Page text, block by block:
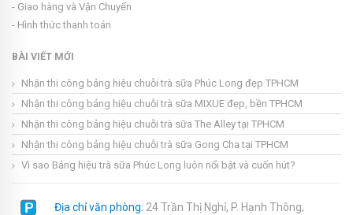
- Giao hàng và Vận Chuyển
- Hình thức thanh toán
BÀI VIẾT MỚI
Nhận thi công bảng hiệu chuỗi trà sữa Phúc Long đẹp TPHCM
Nhận thi công bảng hiệu chuỗi trà sữa MIXUE đẹp, bền TPHCM
Nhận thi công bảng hiệu chuỗi trà sữa The Alley tại TPHCM
Nhận thi công bảng hiệu chuỗi trà sữa Gong Cha tại TPHCM
Vì sao Bảng hiệu trà sữa Phúc Long luôn nổi bật và cuốn hút?
Địa chỉ văn phòng: 24 Trần Thị Nghỉ, P. Hạnh Thông,